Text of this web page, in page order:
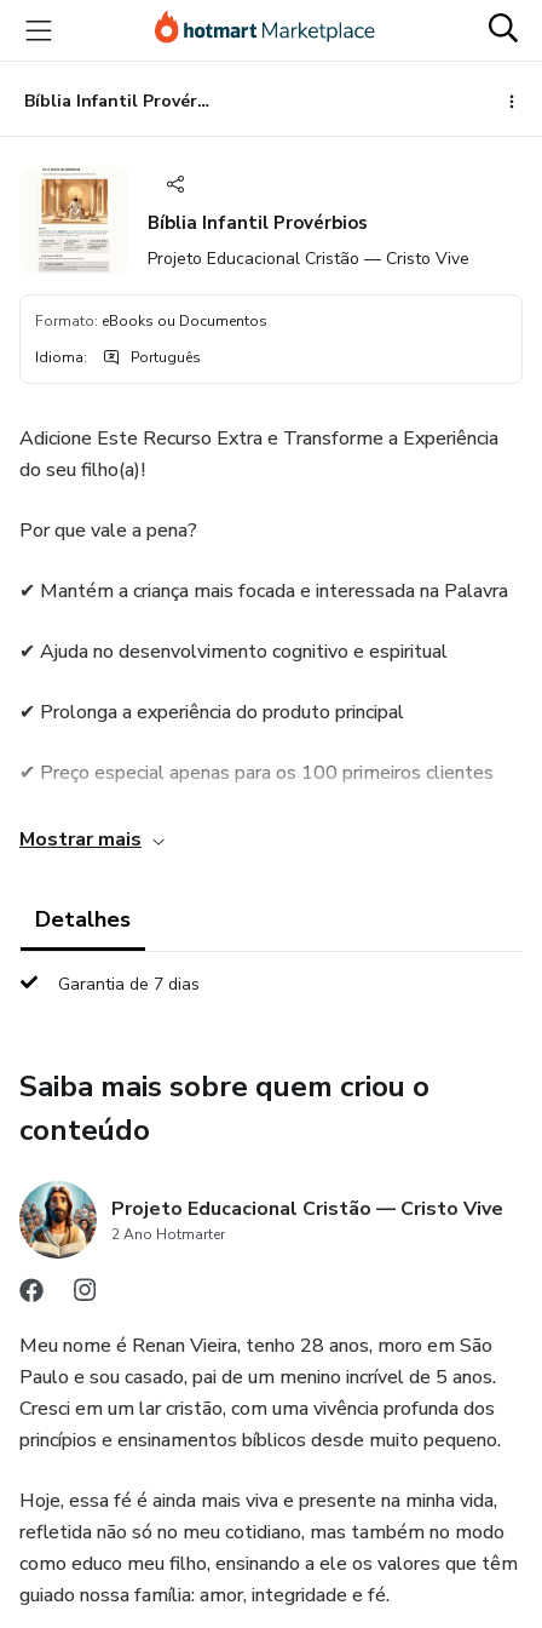
para
conteúdo
principal
para
pagamento
para
rodapé
Bíblia Infantil Provérbios
Bíblia Infantil Provérbios
Projeto Educacional Cristão — Cristo Vive
Formato: eBooks ou Documentos
Idioma: Português
Adicione Este Recurso Extra e Transforme a Experiência
do seu filho(a)!
Por que vale a pena?
✔ Mantém a criança mais focada e interessada na Palavra
✔ Ajuda no desenvolvimento cognitivo e espiritual
✔ Prolonga a experiência do produto principal
✔ Preço especial apenas para os 100 primeiros clientes
Mostrar mais
Detalhes
Garantia de 7 dias
Saiba mais sobre quem criou o
conteúdo
Projeto Educacional Cristão — Cristo Vive
2 Ano Hotmarter
Meu nome é Renan Vieira, tenho 28 anos, moro em São
Paulo e sou casado, pai de um menino incrível de 5 anos.
Cresci em um lar cristão, com uma vivência profunda dos
princípios e ensinamentos bíblicos desde muito pequeno.
Hoje, essa fé é ainda mais viva e presente na minha vida,
refletida não só no meu cotidiano, mas também no modo
como educo meu filho, ensinando a ele os valores que têm
guiado nossa família: amor, integridade e fé.